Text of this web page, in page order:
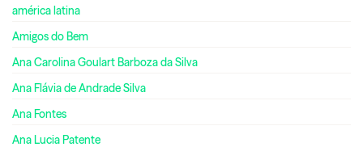
américa latina
Amigos do Bem
Ana Carolina Goulart Barboza da Silva
Ana Flávia de Andrade Silva
Ana Fontes
Ana Lucia Patente